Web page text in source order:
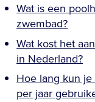
Wat is een
zwembad?
Wat kost het
in Nederland?
Hoe lang kun
per jaar